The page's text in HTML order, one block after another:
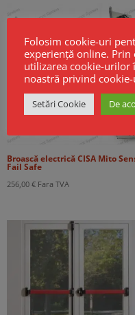
Broască electrică CISA Mito
Fail Safe
256,00 € Fara TVA
Folosim cookie-uri
experiență online. Prin
utilizarea cookie-urilor
noastră privind
Setări Cookie De